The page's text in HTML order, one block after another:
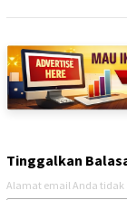
Tinggalkan
Alamat email Anda